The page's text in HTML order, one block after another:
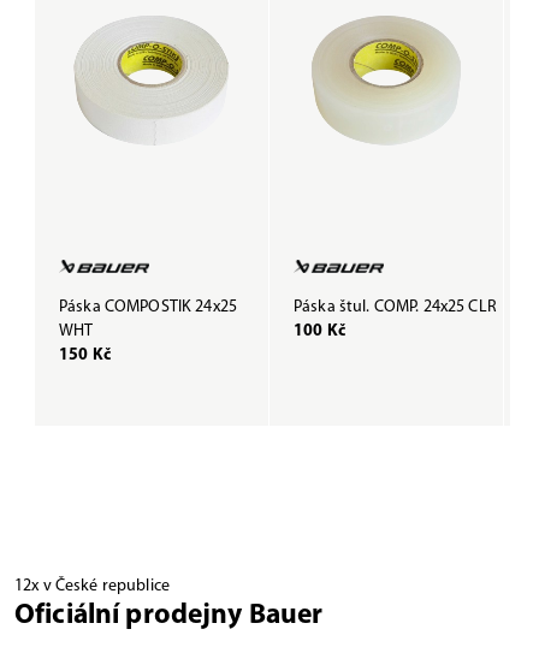
Páska COMPOSTIK 24x25
WHT
150 Kč
Páska štul. COMP. 24x25 CLR
100 Kč
12x v České republice
Oficiální prodejny Bauer